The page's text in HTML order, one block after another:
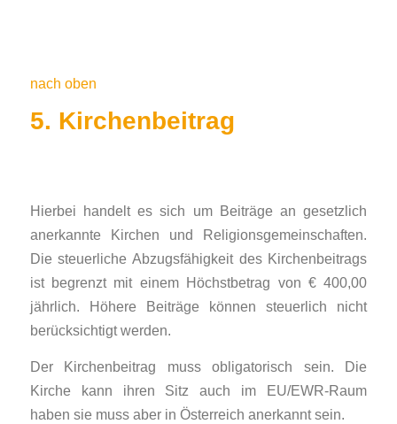
nach oben
5. Kirchenbeitrag
Hierbei handelt es sich um Beiträge an gesetzlich
anerkannte Kirchen und Religionsgemeinschaften.
Die steuerliche Abzugsfähigkeit des Kirchenbeitrags
ist begrenzt mit einem Höchstbetrag von € 400,00
jährlich. Höhere Beiträge können steuerlich nicht
berücksichtigt werden.
Der Kirchenbeitrag muss obligatorisch sein. Die
Kirche kann ihren Sitz auch im EU/EWR-Raum
haben sie muss aber in Österreich anerkannt sein.